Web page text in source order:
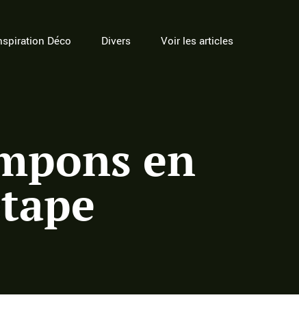
Déco Divers Voir les articles
en